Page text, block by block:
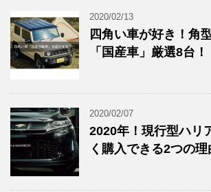
2020/02/13
四角い車が好き！角
「国産車」厳選8台！
2020/02/07
2020年！現行型ハリ
く購入できる2つの理